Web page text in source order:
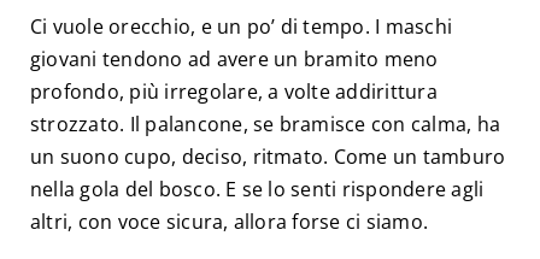
Ci vuole orecchio, e un po’ di tempo. I maschi
giovani tendono ad avere un bramito meno
profondo, più irregolare, a volte addirittura
strozzato. Il palancone, se bramisce con calma, ha
un suono cupo, deciso, ritmato. Come un tamburo
nella gola del bosco. E se lo senti rispondere agli
altri, con voce sicura, allora forse ci siamo.